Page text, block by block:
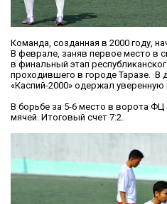
Команда, созданная в 2000 году,
В феврале, заняв первое место в
в финальный этап
проходившего в городе Таразе. В
«Каспий-2000» одержал уверенную
В борьбе за 5-6 место в ворота
мячей. Итоговый счет 7:2.